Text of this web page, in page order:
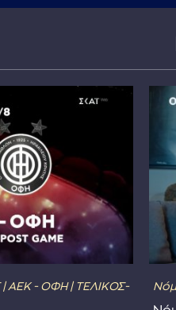
| ΑΕΚ - ΟΦΗ | ΤΕΛΙΚΟΣ-